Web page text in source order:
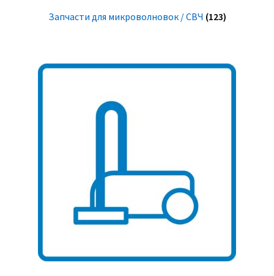
Запчасти для микроволновок / СВЧ (123)